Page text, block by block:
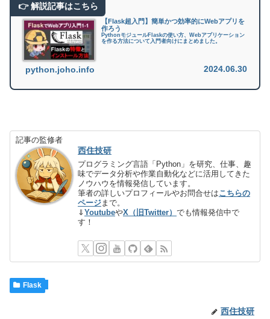
【Flask超入門】簡単かつ効率的にWebアプリを
作ろう
PythonモジュールFlaskの使い方、Webアプリケーション
を作る方法について入門者向けにまとめました。
python.joho.info 2024.06.30
記事の監修者
西住技研
プログラミング言語「Python」を研究、仕事、趣
味でデータ分析や作業自動化などに活用してきた
ノウハウを情報発信しています。
筆者の詳しいプロフィールやお問合せはこちらの
ページ まで。
⇓YoutubeやX（旧Twitter）でも情報発信中で
す！
Flask
西住技研